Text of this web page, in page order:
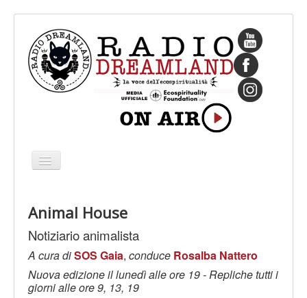
Cambia
navigazione
CHI SIAMO
IL FONDATORE
PROGRAMMI
PALINSESTO
Animal House
Notiziario animalista
A cura diSOS Gaia, conduce Rosalba Nattero
Nuova edizione il lunedì alle ore 19 - Repliche tutti i
giorni alle ore 9, 13, 19